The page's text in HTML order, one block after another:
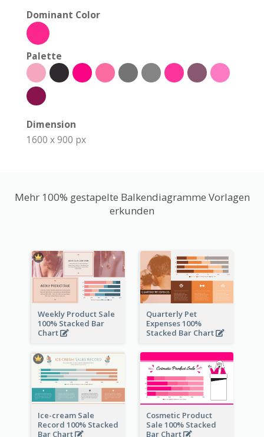
Dominant Color
Palette
Dimension
1600 x 900 px
Mehr 100% gestapelte Balkendiagramme Vorlagen
erkunden
Weekly Product Sale
100% Stacked Bar
Chart
Quarterly Pet
Expenses 100%
Stacked Bar Chart
Ice-cream Sale
Record 100% Stacked
Bar Chart
Cosmetic Product
Sale 100% Stacked
Bar Chart